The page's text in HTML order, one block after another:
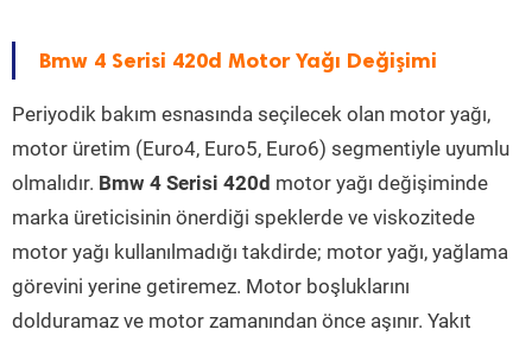
Bmw 4 Serisi 420d Motor Yağı Değişimi
Periyodik bakım esnasında seçilecek olan motor yağı,
motor üretim (Euro4, Euro5, Euro6) segmentiyle uyumlu
olmalıdır. Bmw 4 Serisi 420d motor yağı değişiminde
marka üreticisinin önerdiği speklerde ve viskozitede
motor yağı kullanılmadığı takdirde; motor yağı, yağlama
görevini yerine getiremez. Motor boşluklarını
dolduramaz ve motor zamanından önce aşınır. Yakıt